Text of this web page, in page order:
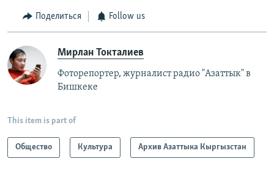
Поделиться Follow us
Мирлан Токталиев
Фоторепортер, журналист радио "Азаттык" в
Бишкеке
This item is part of
Общество Культура Архив Азаттыка Кыргызстан